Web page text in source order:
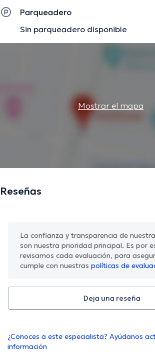
Parqueadero
Sin parqueadero disponible
Mostrar el mapa
Reseñas
La confianza y transparencia de
son nuestra prioridad principal. Es por
revisamos cada evaluación, para
cumple con nuestras políticas de
Deja una reseña
¿Conoces a este especialista? Ayúdanos
información